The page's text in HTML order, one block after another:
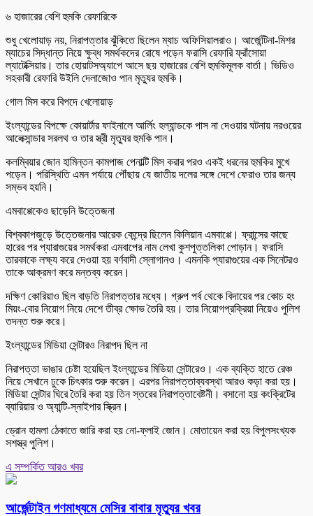
৬ হাজারের বেশি হুমকি রেফারিকে
শুধু খেলোয়াড় নয়, নিরাপত্তার ঝুঁকিতে ছিলেন ম্যাচ অফিসিয়ালরাও। আর্জেন্টিনা-মিশর
ম্যাচের সিদ্ধান্ত নিয়ে ক্ষুব্ধ সমর্থকদের রোষে পড়েন ফরাসি রেফারি ফ্রাঁসোয়া
ল্যাটেক্সিয়ার। তার হোয়াটসঅ্যাপে আসে ছয় হাজারের বেশি হুমকিমূলক বার্তা। ভিডিও
সহকারী রেফারি উইলি দেলাজোও পান মৃত্যুর হুমকি।
গোল মিস করে বিপদে খেলোয়াড়
ইংল্যান্ডের বিপক্ষে কোয়ার্টার ফাইনালে আর্লিং হল্যান্ডকে পাস না দেওয়ার ঘটনায় নরওয়ের
আলেক্সান্ডার সরলথ ও তার স্ত্রী মৃত্যুর হুমকি পান।
কলম্বিয়ার জোন হামিন্তন কামপাজ পেনাল্টি মিস করার পরও একই ধরনের হুমকির মুখে
পড়েন। পরিস্থিতি এমন পর্যায়ে পৌঁছায় যে জাতীয় দলের সঙ্গে দেশে ফেরাও তার জন্য
সম্ভব হয়নি।
এমবাপ্পেকেও ছাড়েনি উত্তেজনা
বিশ্বকাপজুড়ে উত্তেজনার আরেক কেন্দ্রে ছিলেন কিলিয়ান এমবাপ্পে। ফ্রান্সের কাছে
হারের পর প্যারাগুয়ের সমর্থকরা এমবাপের নাম লেখা কুশপুত্তলিকা পোড়ান। ফরাসি
তারকাকে লক্ষ্য করে দেওয়া হয় বর্ণবাদী স্লোগানও। এমনকি প্যারাগুয়ের এক সিনেটরও
তাকে আক্রমণ করে মন্তব্য করেন।
দক্ষিণ কোরিয়াও ছিল বাড়তি নিরাপত্তার মধ্যে। গ্রুপ পর্ব থেকে বিদায়ের পর কোচ হং
মিয়ং-বোর নিয়োগ নিয়ে দেশে তীব্র ক্ষোভ তৈরি হয়। তার নিয়োগপ্রক্রিয়া নিয়েও পুলিশ
তদন্ত শুরু করে।
ইংল্যান্ডের মিডিয়া সেন্টারও নিরাপদ ছিল না
নিরাপত্তা ভাঙার চেষ্টা হয়েছিল ইংল্যান্ডের মিডিয়া সেন্টারেও। এক ব্যক্তি হাতে রেঞ্চ
নিয়ে সেখানে ঢুকে চিৎকার শুরু করেন। এরপর নিরাপত্তাব্যবস্থা আরও কড়া করা হয়।
মিডিয়া সেন্টার ঘিরে তৈরি করা হয় তিন স্তরের নিরাপত্তাবেষ্টনী। বসানো হয় কংক্রিটের
ব্যারিয়ার ও অ্যান্টি-স্নাইপার স্ক্রিন।
ড্রোন হামলা ঠেকাতে জারি করা হয় নো-ফ্লাই জোন। মোতায়েন করা হয় বিপুলসংখ্যক
সশস্ত্র পুলিশ।
এ সম্পর্কিত আরও খবর
আর্জেন্টাইন গণমাধ্যমে মেসির বাবার মৃত্যুর খবর